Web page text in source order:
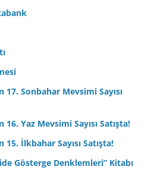
Sonbahar Mevsimi Sayısı
Yaz Mevsimi Sayısı Satışta!
İlkbahar Sayısı Satışta!
Gösterge Denklemleri” Kitabı